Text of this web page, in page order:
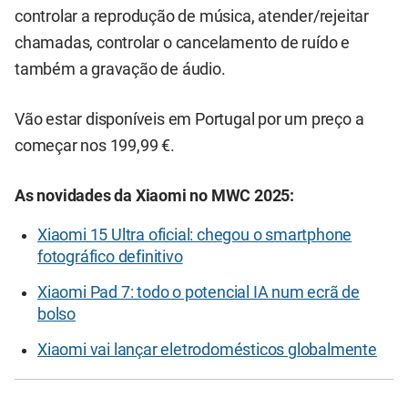
controlar a reprodução de música, atender/rejeitar
chamadas, controlar o cancelamento de ruído e
também a gravação de áudio.
Vão estar disponíveis em Portugal por um preço a
começar nos 199,99 €.
As novidades da Xiaomi no MWC 2025:
Xiaomi 15 Ultra oficial: chegou o smartphone
fotográfico definitivo
Xiaomi Pad 7: todo o potencial IA num ecrã de
bolso
Xiaomi vai lançar eletrodomésticos globalmente